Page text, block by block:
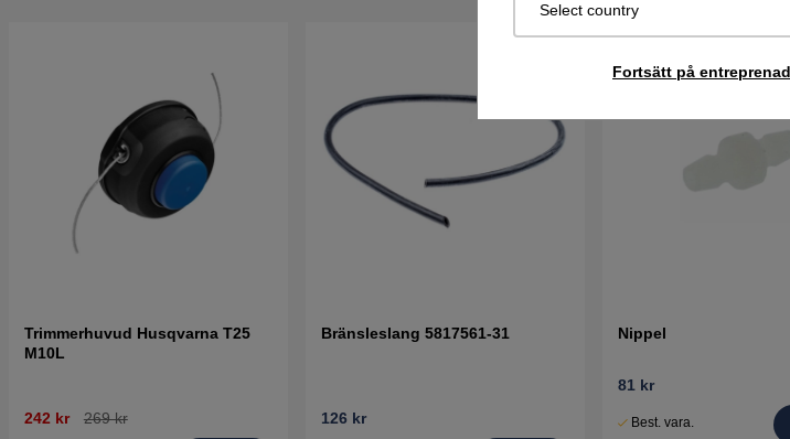
Select country
Fortsätt på
Trimmerhuvud Husqvarna T25
M10L
242 kr 269 kr
Bränsleslang 5817561-31
126 kr
Nippel
81 kr
Best. vara.